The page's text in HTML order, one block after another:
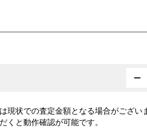
現状での査定金額となる場合がござい
と動作確認が可能です。